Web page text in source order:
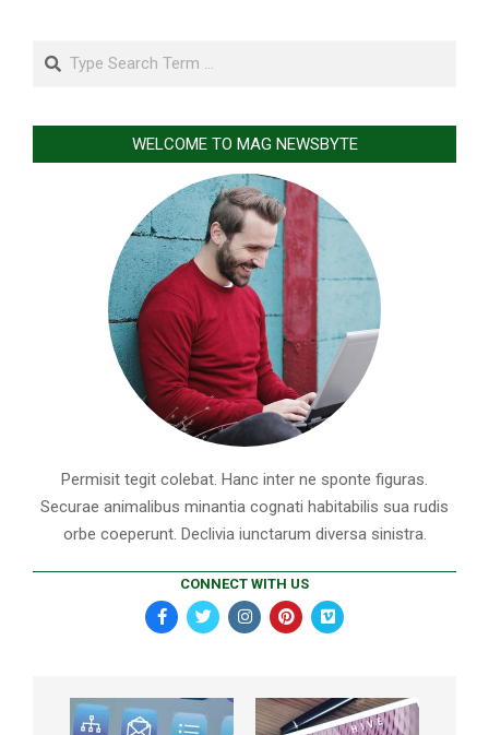
Search
WELCOME TO MAG NEWSBYTE
Permisit tegit colebat. Hanc inter ne sponte figuras.
Securae animalibus minantia cognati habitabilis sua rudis
orbe coeperunt. Declivia iunctarum diversa sinistra.
CONNECT WITH US